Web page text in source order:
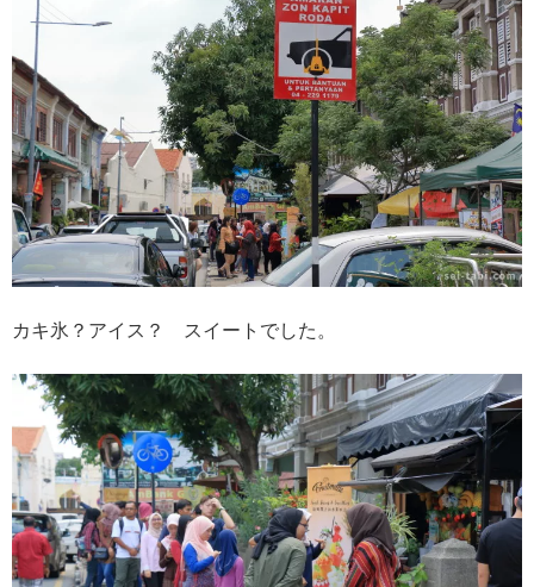
カキ氷？アイス？ スイートでした。